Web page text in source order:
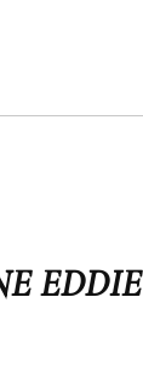
EDDIE